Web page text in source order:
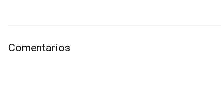
Comentarios